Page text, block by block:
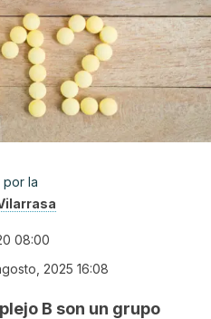
por la
08:00
2025 16:08
B son un grupo